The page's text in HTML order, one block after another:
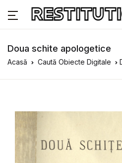
Doua schite apologetice
Acasă Caută Obiecte Digitale